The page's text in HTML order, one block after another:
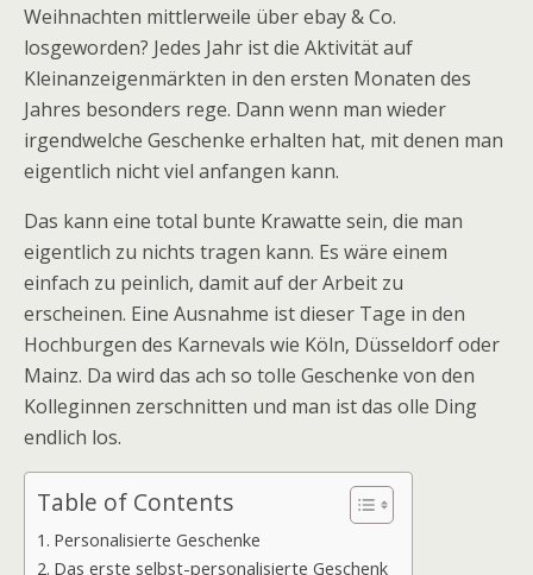
Weihnachten mittlerweile über ebay & Co.
losgeworden? Jedes Jahr ist die Aktivität auf
Kleinanzeigenmärkten in den ersten Monaten des
Jahres besonders rege. Dann wenn man wieder
irgendwelche Geschenke erhalten hat, mit denen man
eigentlich nicht viel anfangen kann.
Das kann eine total bunte Krawatte sein, die man
eigentlich zu nichts tragen kann. Es wäre einem
einfach zu peinlich, damit auf der Arbeit zu
erscheinen. Eine Ausnahme ist dieser Tage in den
Hochburgen des Karnevals wie Köln, Düsseldorf oder
Mainz. Da wird das ach so tolle Geschenke von den
Kolleginnen zerschnitten und man ist das olle Ding
endlich los.
Table of Contents
Personalisierte Geschenke
Das erste selbst-personalisierte Geschenk